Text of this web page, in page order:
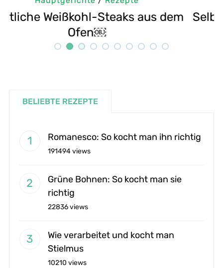
Selbstgemachte Tahini: Sesampaste
Rezept
BELIEBTE REZEPTE
Romanesco: So kocht man ihn richtig
191494 views
Grüne Bohnen: So kocht man sie
richtig
22836 views
Wie verarbeitet und kocht man
Stielmus
10210 views